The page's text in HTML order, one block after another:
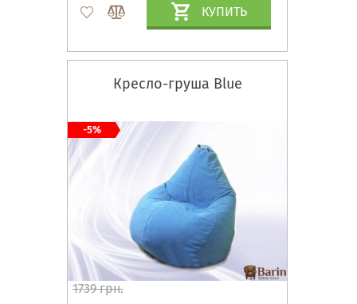
КУПИТЬ
Кресло-груша Blue
1739 грн.
-5%